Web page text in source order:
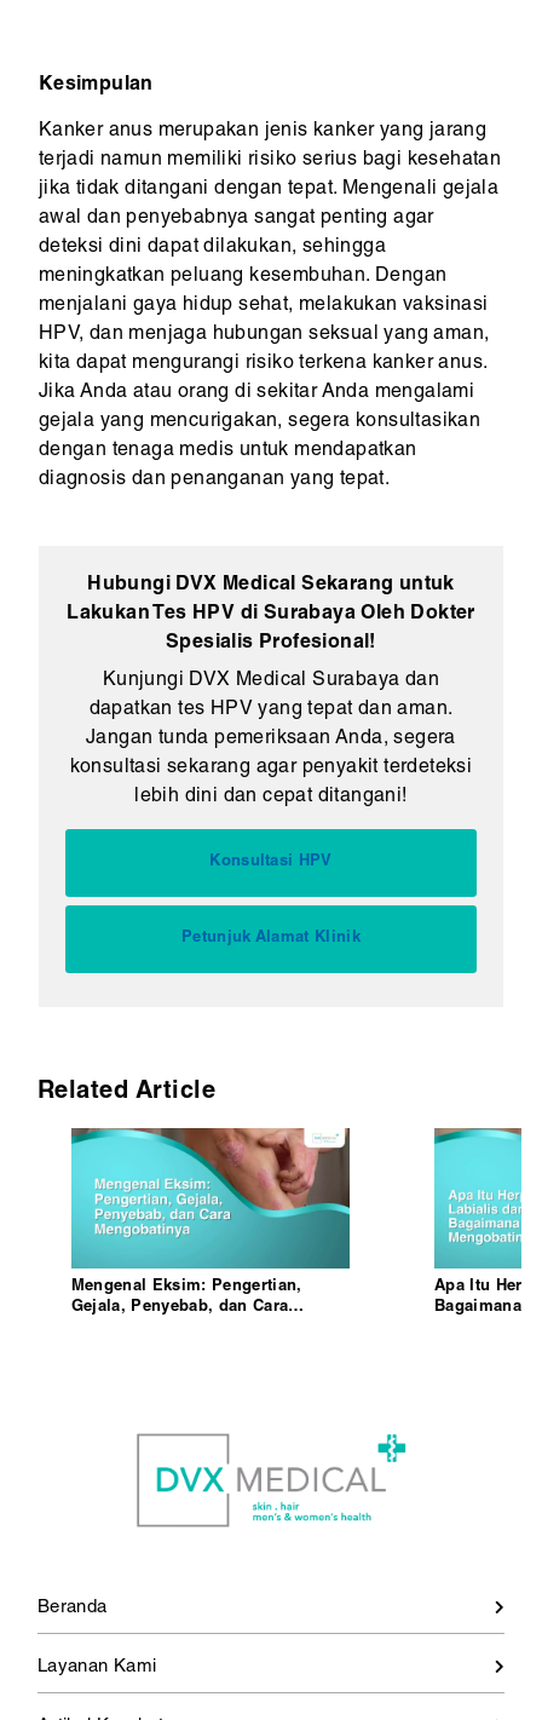
Kesimpulan
Kanker anus merupakan jenis kanker yang jarang
terjadi namun memiliki risiko serius bagi kesehatan
jika tidak ditangani dengan tepat. Mengenali gejala
awal dan penyebabnya sangat penting agar
deteksi dini dapat dilakukan, sehingga
meningkatkan peluang kesembuhan. Dengan
menjalani gaya hidup sehat, melakukan vaksinasi
HPV, dan menjaga hubungan seksual yang aman,
kita dapat mengurangi risiko terkena kanker anus.
Jika Anda atau orang di sekitar Anda mengalami
gejala yang mencurigakan, segera konsultasikan
dengan tenaga medis untuk mendapatkan
diagnosis dan penanganan yang tepat.
Hubungi DVX Medical Sekarang untuk
Lakukan Tes HPV di Surabaya Oleh Dokter
Spesialis Profesional!
Kunjungi DVX Medical Surabaya dan
dapatkan tes HPV yang tepat dan aman.
Jangan tunda pemeriksaan Anda, segera
konsultasi sekarang agar penyakit terdeteksi
lebih dini dan cepat ditangani!
Konsultasi HPV
Petunjuk Alamat Klinik
Related Article
Mengenal Eksim: Pengertian,
Gejala, Penyebab, dan Cara
Apa Itu
Bagaimana
Beranda
Layanan Kami